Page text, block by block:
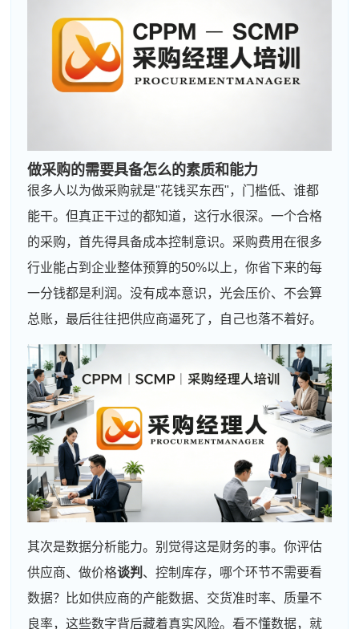
做采购的需要具备怎么的素质和能力
很多人以为做采购就是"花钱买东西"，门槛低、谁都
能干。但真正干过的都知道，这行水很深。一个合格
的采购，首先得具备成本控制意识。采购费用在很多
行业能占到企业整体预算的50%以上，你省下来的每
一分钱都是利润。没有成本意识，光会压价、不会算
总账，最后往往把供应商逼死了，自己也落不着好。
其次是数据分析能力。别觉得这是财务的事。你评估
供应商、做价格谈判 、控制库存，哪个环节不需要看
数据？比如供应商的产能数据、交货准时率、质量不
良率，这些数字背后藏着真实风险。看不懂数据，就